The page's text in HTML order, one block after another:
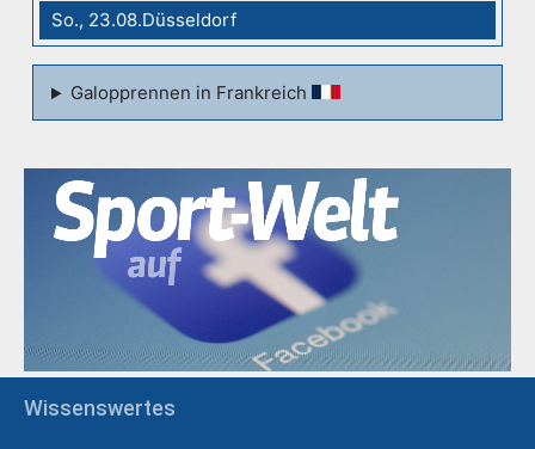
So., 23.08.Düsseldorf
Galopprennen in Frankreich
Wissenswertes